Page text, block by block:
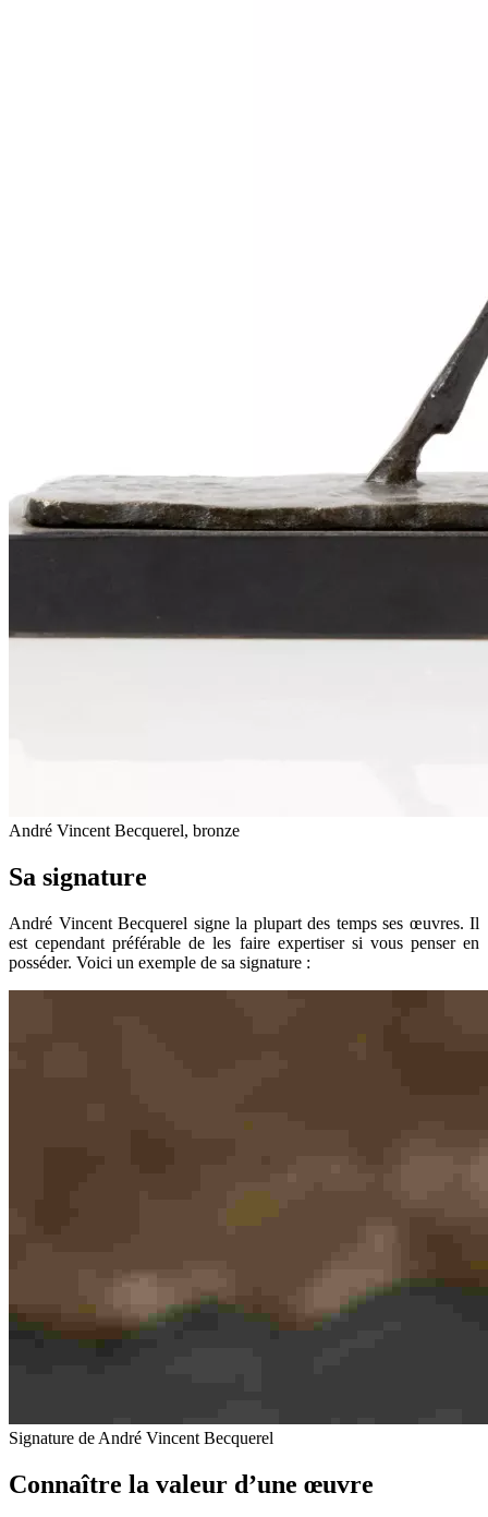
André Vincent Becquerel, bronze
Sa signature
André Vincent Becquerel signe la plupart des temps ses œuvres. Il
est cependant préférable de les faire expertiser si vous penser en
posséder. Voici un exemple de sa signature :
Signature de André Vincent Becquerel
Connaître la valeur d’une œuvre